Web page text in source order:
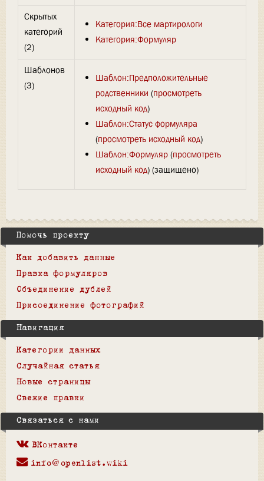
Скрытых
категорий
(2)
Категория:Все мартирологи
Категория:Формуляр
Шаблонов
(3)
Шаблон:Предположительные
родственники (просмотреть
исходный код)
Шаблон:Статус формуляра
(просмотреть исходный код)
Шаблон:Формуляр(просмотреть
исходный код) (защищено)
Помочь проекту
Как добавить данные
Правка формуляров
Объединение дублей
Присоединение фотографий
Навигация
Категории данных
Случайная статья
Новые страницы
Свежие правки
Связаться с нами
ВКонтакте
info@openlist.wiki